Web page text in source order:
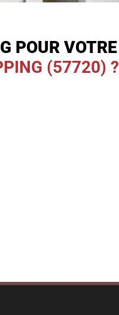
POUR VOTRE
(57720) ?